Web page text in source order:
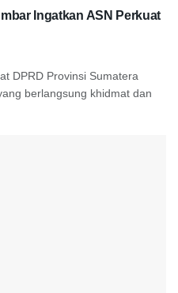
Ingatkan ASN Perkuat
DPRD Provinsi Sumatera
berlangsung khidmat dan